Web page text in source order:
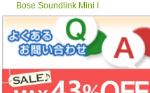
Bose Soundlink Mini I